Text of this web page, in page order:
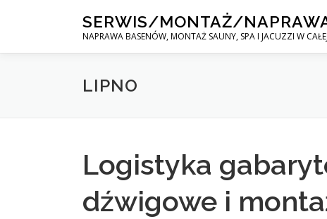
SERWIS/MONTAŻ/
NAPRAWA BASENÓW, MONTAŻ SAUNY, SPA I JACUZZI W
LIPNO
Logistyka
dźwigowe i